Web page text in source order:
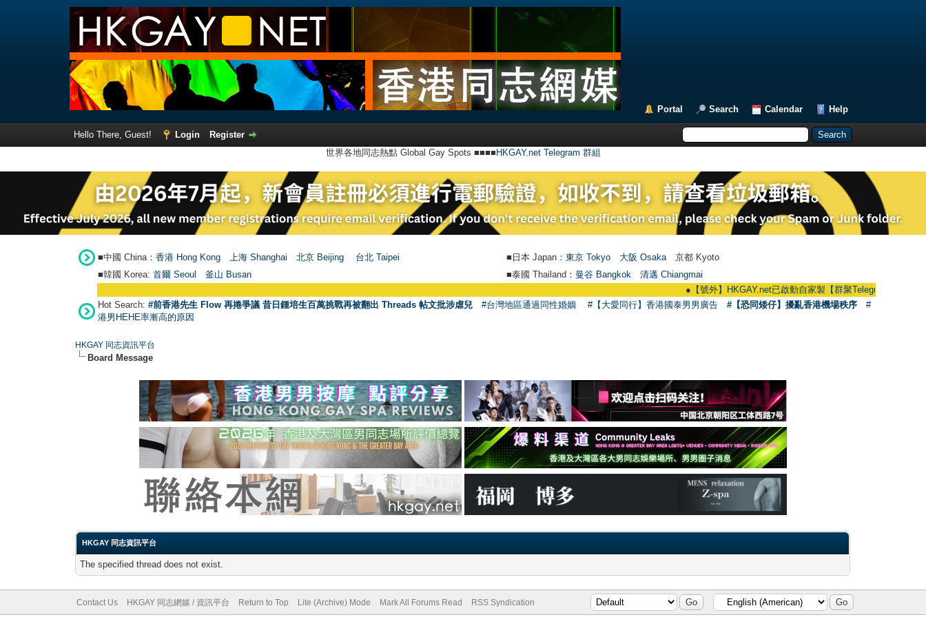
Portal Search Calendar Help
Hello There, Guest! Login
Register
世界各地同志熱點 Global Gay Spots ■■■■ HKGAY.net Telegram 群組
■中國 China： 香港 Hong Kong 上海 Shanghai 北京 Beijing 台北 Taipei ■日本 Japan： 東京 Tokyo 大阪 Osaka 京都 Kyoto
■韓國 Korea: 首爾 Seou 釜山 Busan ■泰國 Thailand： 曼谷 Bangkok
清邁 Chiangmai
【號外】HKGAY.net已啟動自家製【群聚Telegram群組】
Hot Search: #前香港先生 Flow 再捲爭議 昔日鍾培生百萬挑戰再被翻出 Threads 帖文批涉虐兒 #台灣地區通過同性婚姻 #【大愛同行】香港國泰男男廣告 #【恐同矮仔】擾亂香港機場秩序
#
港男HEHE率漸高的原因
HKGAY 同志資訊平台
Board Message
HKGAY 同志資訊平台
The specified thread does not exist.
Contact Us HKGAY 同志網媒 / 資訊平台 Return to Top Lite (Archive) Mode Mark All Forums Read RSS Syndication